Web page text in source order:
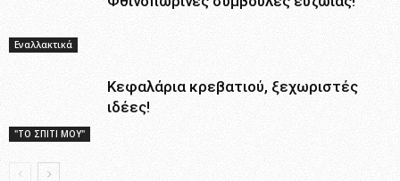
Εναλλακτικά
"ΤΟ ΣΠΙΤΙ ΜΟΥ"
Κεφαλάρια κρεβατιού, ξεχωριστές
ιδέες!